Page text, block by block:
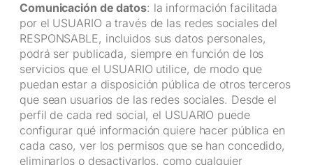
Comunicación de datos: la información facilitada
por el USUARIO a través de las redes sociales del
RESPONSABLE, incluidos sus datos personales,
podrá ser publicada, siempre en función de los
servicios que el USUARIO utilice, de modo que
puedan estar a disposición pública de otros terceros
que sean usuarios de las redes sociales. Desde el
perfil de cada red social, el USUARIO puede
configurar qué información quiere hacer pública en
cada caso, ver los permisos que se han concedido,
eliminarlos o desactivarlos, como cualquier